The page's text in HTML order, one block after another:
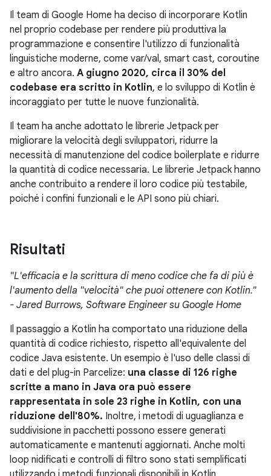
Il team di Google Home ha deciso di incorporare Kotlin
nel proprio codebase per rendere più produttiva la
programmazione e consentire l'utilizzo di funzionalità
linguistiche moderne, come var/val, smart cast, coroutine
e altro ancora. A giugno 2020, circa il 30% del
codebase era scritto in Kotlin, e lo sviluppo di Kotlin è
incoraggiato per tutte le nuove funzionalità.
Il team ha anche adottato le librerie Jetpack per
migliorare la velocità degli sviluppatori, ridurre la
necessità di manutenzione del codice boilerplate e ridurre
la quantità di codice necessaria. Le librerie Jetpack hanno
anche contribuito a rendere il loro codice più testabile,
poiché i confini funzionali e le API sono più chiari.
Risultati
"L'efficacia e la scrittura di meno codice che fa di più è
l'aumento della "velocità" che puoi ottenere con Kotlin."
- Jared Burrows, Software Engineer su Google Home
Il passaggio a Kotlin ha comportato una riduzione della
quantità di codice richiesto, rispetto all'equivalente del
codice Java esistente. Un esempio è l'uso delle classi di
dati e del plug-in Parcelize: una classe di 126 righe
scritte a mano in Java ora può essere
rappresentata in sole 23 righe in Kotlin, con una
riduzione dell'80%. Inoltre, i metodi di uguaglianza e
suddivisione in pacchetti possono essere generati
automaticamente e mantenuti aggiornati. Anche molti
loop nidificati e controlli di filtro sono stati semplificati